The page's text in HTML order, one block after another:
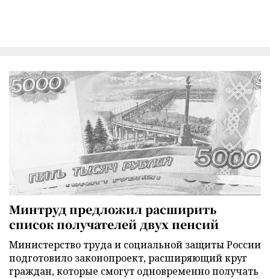
Минтруд предложил расширить
список получателей двух пенсий
Министерство труда и социальной защиты России
подготовило законопроект, расширяющий круг
граждан, которые смогут одновременно получать